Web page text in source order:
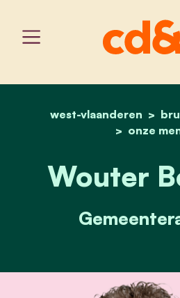
west-vlaanderen
onze
Wouter